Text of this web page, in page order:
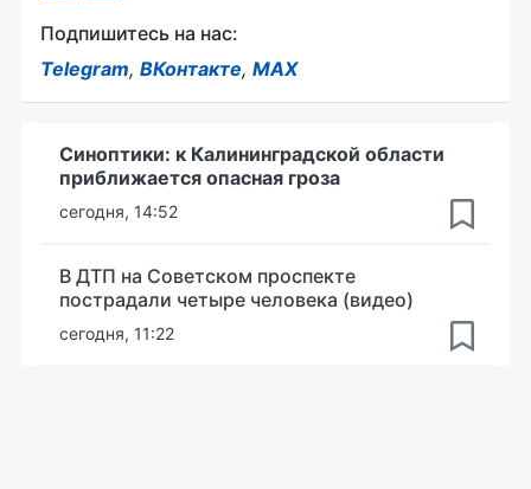
Подпишитесь на нас:
Telegram, ВКонтакте, MAX
Синоптики: к Калининградской области
приближается опасная гроза
сегодня, 14:52
В ДТП на Советском проспекте
пострадали четыре человека (видео)
сегодня, 11:22